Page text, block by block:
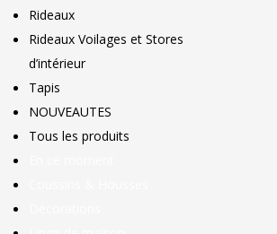
Rideaux
Rideaux Voilages et Stores
d’intérieur
Tapis
NOUVEAUTES
Tous les produits